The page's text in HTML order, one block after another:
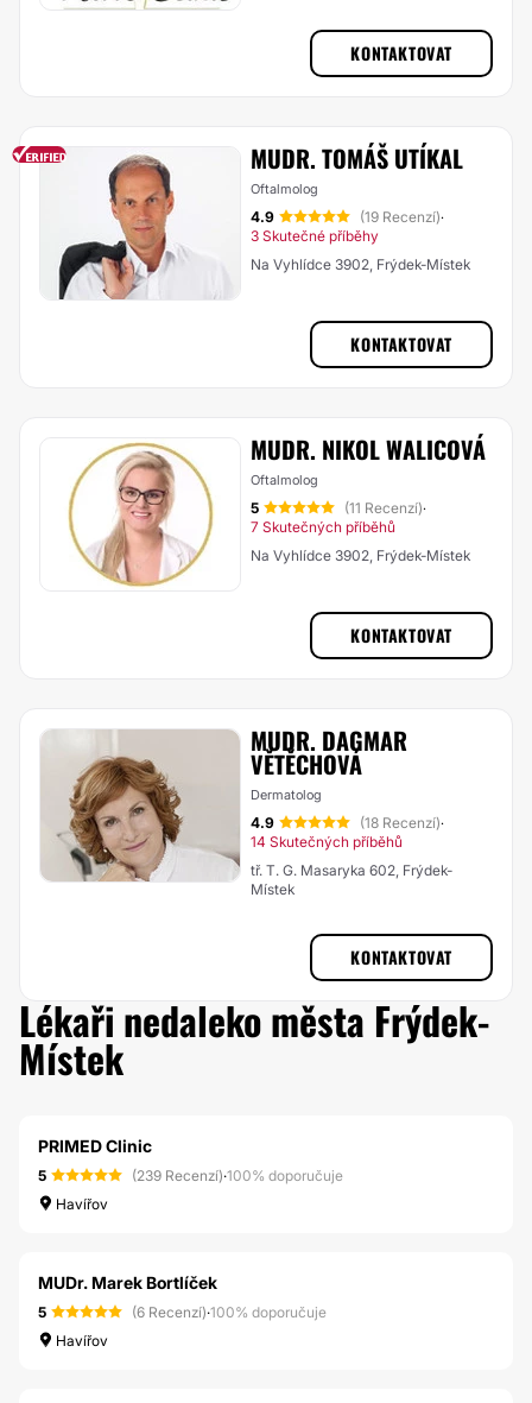
KONTAKTOVAT
MUDR. TOMÁŠ UTÍKAL
Oftalmolog
4.9 (19 Recenzí)·
3 Skutečné příběhy
Na Vyhlídce 3902, Frýdek-Místek
KONTAKTOVAT
MUDR. NIKOL WALICOVÁ
Oftalmolog
5 (11 Recenzí)·
7 Skutečných příběhů
Na Vyhlídce 3902, Frýdek-Místek
KONTAKTOVAT
MUDR. DAGMAR
VĚTĚCHOVÁ
Dermatolog
4.9 (18 Recenzí)·
14 Skutečných příběhů
tř. T. G. Masaryka 602, Frýdek-
Místek
KONTAKTOVAT
Lékaři nedaleko města Frýdek-
Místek
PRIMED Clinic
5 (239 Recenzí)·100% doporučuje
Havířov
MUDr. Marek Bortlíček
5 (6 Recenzí)·100% doporučuje
Havířov